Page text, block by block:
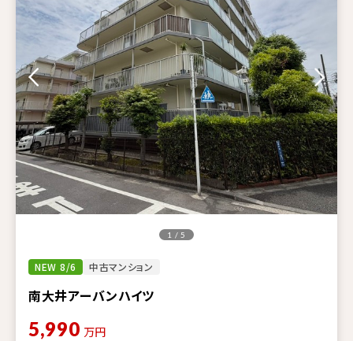
NEW 8/6 中古マンション
南大井アーバンハイツ
1 / 5
5,990 万円